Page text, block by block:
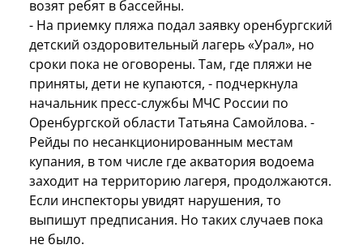
возят ребят в бассейны.
- На приемку пляжа подал заявку оренбургский
детский оздоровительный лагерь «Урал», но
сроки пока не оговорены. Там, где пляжи не
приняты, дети не купаются, - подчеркнула
начальник пресс-службы МЧС России по
Оренбургской области Татьяна Самойлова. -
Рейды по несанкционированным местам
купания, в том числе где акватория водоема
заходит на территорию лагеря, продолжаются.
Если инспекторы увидят нарушения, то
выпишут предписания. Но таких случаев пока
не было.